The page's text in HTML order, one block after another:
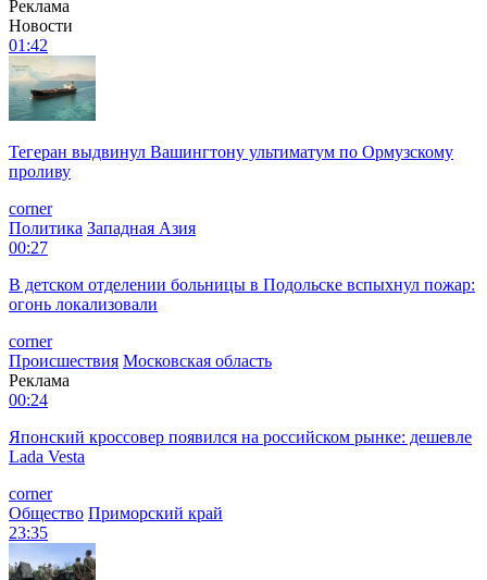
Реклама
Новости
01:42
Тегеран выдвинул Вашингтону ультиматум по Ормузскому
проливу
corner
Политика Западная Азия
00:27
В детском отделении больницы в Подольске вспыхнул пожар:
огонь локализовали
corner
Происшествия Московская область
Реклама
00:24
Японский кроссовер появился на российском рынке: дешевле
Lada Vesta
corner
Общество Приморский край
23:35